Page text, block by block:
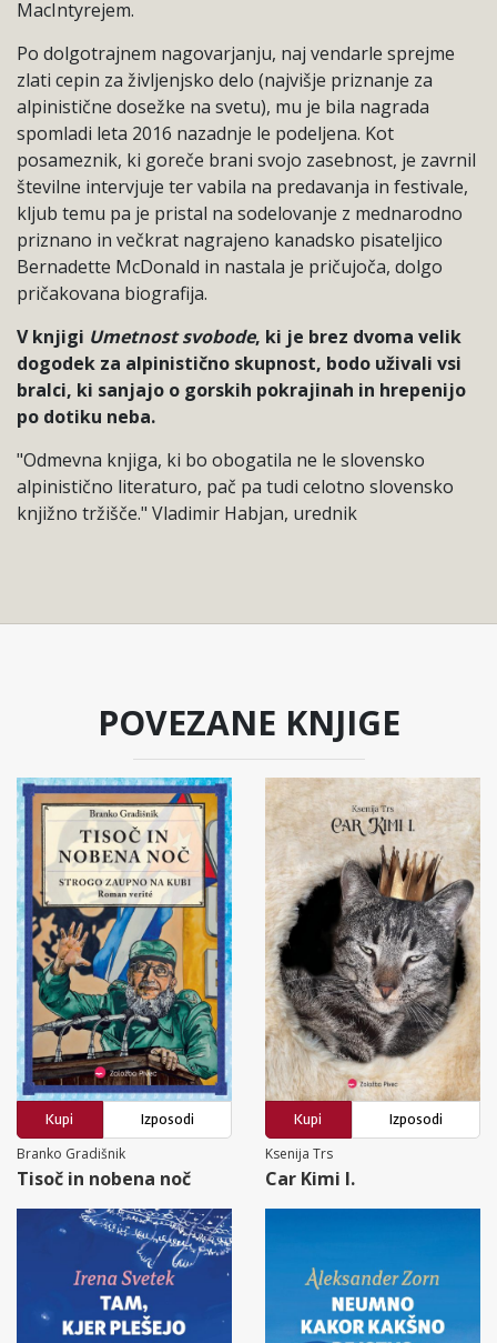
MacIntyrejem.
Po dolgotrajnem nagovarjanju, naj vendarle sprejme
zlati cepin za življenjsko delo (najvišje priznanje za
alpinistične dosežke na svetu), mu je bila nagrada
spomladi leta 2016 nazadnje le podeljena. Kot
posameznik, ki goreče brani svojo zasebnost, je zavrnil
številne intervjuje ter vabila na predavanja in festivale,
kljub temu pa je pristal na sodelovanje z mednarodno
priznano in večkrat nagrajeno kanadsko pisateljico
Bernadette McDonald in nastala je pričujoča, dolgo
pričakovana biografija.
V knjigi Umetnost svobode, ki je brez dvoma velik
dogodek za alpinistično skupnost, bodo uživali vsi
bralci, ki sanjajo o gorskih pokrajinah in hrepenijo
po dotiku neba.
"Odmevna knjiga, ki bo obogatila ne le slovensko
alpinistično literaturo, pač pa tudi celotno slovensko
knjižno tržišče." Vladimir Habjan, urednik
POVEZANE KNJIGE
Kupi
Izposodi
Branko Gradišnik
Tisoč in nobena noč
Kupi
Izposodi
Ksenija Trs
Car Kimi I.